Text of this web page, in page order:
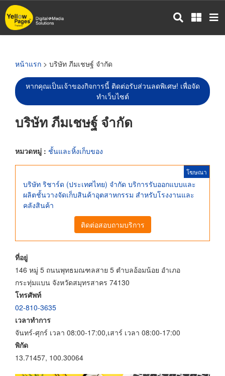
ข้าม
ไป
หน้าแรก > บริษัท ภีมเชษฐ์ จำกัด
หากคุณเป็นเจ้าของกิจการนี้ ติดต่อรับส่วนลดพิเศษ! เพื่อจัด
ทำเว็บไซต์
บริษัท ภีมเชษฐ์ จำกัด
หมวดหมู่ : ชั้นและหิ้งเก็บของ
โฆษณา
บริษัท ริชาร์ด (ประเทศไทย) จำกัด บริการรับออกแบบและ
ผลิตชั้นวางจัดเก็บสินค้าอุตสาหกรรม สำหรับโรงงานและ
คลังสินค้า
ติดต่อสอบถามบริการ
ที่อยู่
146 หมู่ 5 ถนนพุทธมณฑลสาย 5 ตำบลอ้อมน้อย อำเภอ
กระทุ่มแบน จังหวัดสมุทรสาคร 74130
โทรศัพท์
02-810-3635
เวลาทำการ
จันทร์-ศุกร์ เวลา 08:00-17:00,เสาร์ เวลา 08:00-17:00
พิกัด
13.71457, 100.30064